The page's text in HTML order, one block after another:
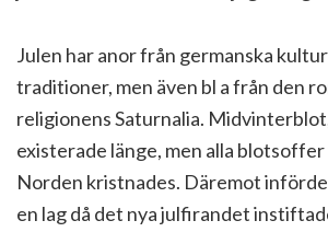
Julen har anor från germanska
traditioner, men även bl a från den
religionens Saturnalia.
existerade länge, men alla
Norden kristnades. Däremot
en lag då det nya julfirandet